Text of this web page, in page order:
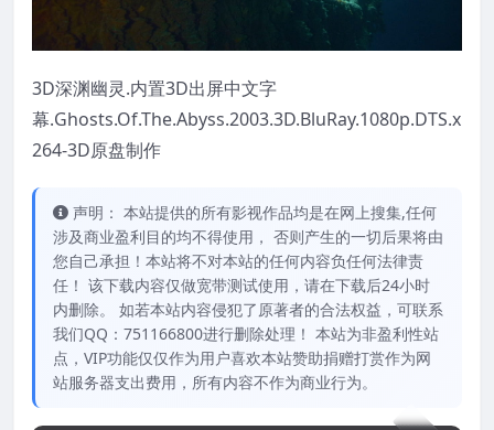
3D深渊幽灵.内置3D出屏中文字
幕.Ghosts.Of.The.Abyss.2003.3D.BluRay.1080p.DTS.x
264-3D原盘制作
声明： 本站提供的所有影视作品均是在网上搜集,任何
涉及商业盈利目的均不得使用， 否则产生的一切后果将由
您自己承担！本站将不对本站的任何内容负任何法律责
任！ 该下载内容仅做宽带测试使用，请在下载后24小时
内删除。 如若本站内容侵犯了原著者的合法权益，可联系
我们QQ：751166800进行删除处理！ 本站为非盈利性站
点，VIP功能仅仅作为用户喜欢本站赞助捐赠打赏作为网
站服务器支出费用，所有内容不作为商业行为。